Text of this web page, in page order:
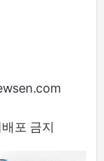
포 금지